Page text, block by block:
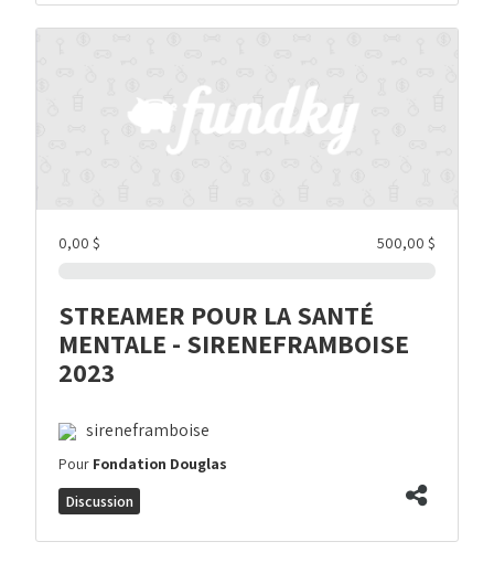
0,00 $ 500,00 $
STREAMER POUR LA SANTÉ
MENTALE - SIRENEFRAMBOISE
2023
sireneframboise
Pour Fondation Douglas
Discussion